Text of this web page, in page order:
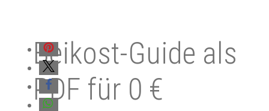
Bei­kost-Guide als
PDF für 0 €